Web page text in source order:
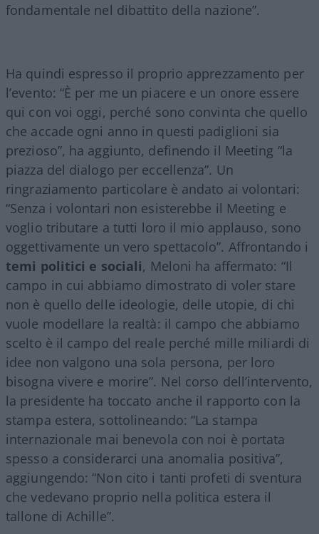
fondamentale nel dibattito della nazione”.
Ha quindi espresso il proprio apprezzamento per
l’evento: “È per me un piacere e un onore essere
qui con voi oggi, perché sono convinta che quello
che accade ogni anno in questi padiglioni sia
prezioso”, ha aggiunto, definendo il Meeting “la
piazza del dialogo per eccellenza”. Un
ringraziamento particolare è andato ai volontari:
“Senza i volontari non esisterebbe il Meeting e
voglio tributare a tutti loro il mio applauso, sono
oggettivamente un vero spettacolo”. Affrontando i
temi politici e sociali, Meloni ha affermato: “Il
campo in cui abbiamo dimostrato di voler stare
non è quello delle ideologie, delle utopie, di chi
vuole modellare la realtà: il campo che abbiamo
scelto è il campo del reale perché mille miliardi di
idee non valgono una sola persona, per loro
bisogna vivere e morire”. Nel corso dell’intervento,
la presidente ha toccato anche il rapporto con la
stampa estera, sottolineando: “La stampa
internazionale mai benevola con noi è portata
spesso a considerarci una anomalia positiva”,
aggiungendo: “Non cito i tanti profeti di sventura
che vedevano proprio nella politica estera il
tallone di Achille”.